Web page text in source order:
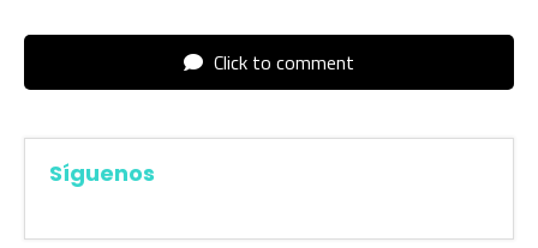
Click to comment
Síguenos